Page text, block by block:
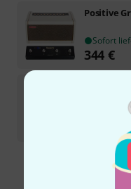
Positive
Sofort
344 €
Sofort